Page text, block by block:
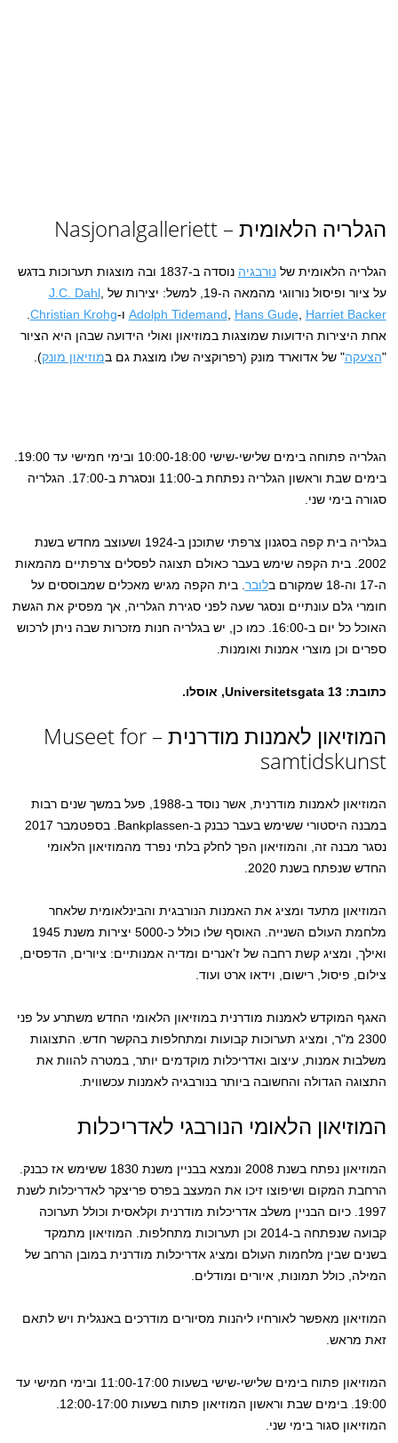
הגלריה הלאומית – Nasjonalgalleriett‏
הגלריה הלאומית שלנורבגיה
נוסדה ב-1837 ובה מוצגות תערוכות בדגש
על ציור ופיסול נורווגי מהמאה ה-19, למשל: יצירות של
J.C. Dahl,
Adolph Tidemand, Hans Gude, Harriet Backer ו-Christian Krohg
.
אחת היצירות הידועות שמוצגות במוזיאון ואולי הידועה שבהן היא הציור
"הצעקה" של אדוארד מונק (רפרוקציה שלו מוצגת גם במוזיאון מונק).
הגלריה פתוחה בימים שלישי-שישי 10:00-18:00 ובימי חמישי עד 19:00.
בימים שבת וראשון הגלריה נפתחת ב-11:00 ונסגרת ב-17:00. הגלריה
סגורה בימי שני.
בגלריה בית קפה בסגנון צרפתי שתוכנן ב-1924 ושעוצב מחדש בשנת
2002. בית הקפה שימש בעבר כאולם תצוגה לפסלים צרפתיים מהמאות
ה-17 וה-18 שמקורם ב
לובר. בית הקפה מגיש מאכלים שמבוססים על
חומרי גלם עונתיים ונסגר שעה לפני סגירת הגלריה, אך מפסיק את הגשת
האוכל כל יום ב-16:00. כמו כן, יש בגלריה חנות מזכרות שבה ניתן לרכוש
ספרים וכן מוצרי אמנות ואומנות.
כתובת: Universitetsgata 13, אוסלו.
המוזיאון לאמנות מודרנית – Museet for
samtidskunst
המוזיאון לאמנות מודרנית, אשר נוסד ב-1988, פעל במשך שנים רבות
במבנה היסטורי ששימש בעבר כבנק ב-Bankplassen. בספטמבר 2017
נסגר מבנה זה, והמוזיאון הפך לחלק בלתי נפרד מהמוזיאון הלאומי
החדש שנפתח בשנת 2020.
המוזיאון מתעד ומציג את האמנות הנורבגית והבינלאומית שלאחר
מלחמת העולם השנייה. האוסף שלו כולל כ-5000 יצירות משנת 1945
ואילך, ומציג קשת רחבה של ז'אנרים ומדיה אמנותיים: ציורים, הדפסים,
צילום, פיסול, רישום, וידאו ארט ועוד.
האגף המוקדש לאמנות מודרנית במוזיאון הלאומי החדש משתרע על פני
2300 מ"ר, ומציג תערוכות קבועות ומתחלפות בהקשר חדש. התצוגות
משלבות אמנות, עיצוב ואדריכלות מוקדמים יותר, במטרה להוות את
התצוגה הגדולה והחשובה ביותר בנורבגיה לאמנות עכשווית.
המוזיאון הלאומי הנורבגי לאדריכלות
המוזיאון נפתח בשנת 2008 ונמצא בבניין משנת 1830 ששימש אז כבנק.
הרחבת המקום ושיפוצו זיכו את המעצב בפרס פריצקר לאדריכלות לשנת
1997. כיום הבניין משלב אדריכלות מודרנית וקלאסית וכולל תערוכה
קבועה שנפתחה ב-2014 וכן תערוכות מתחלפות. המוזיאון מתמקד
בשנים שבין מלחמות העולם ומציג אדריכלות מודרנית במובן הרחב של
המילה, כולל תמונות, איורים ומודלים.
המוזיאון מאפשר לאורחיו ליהנות מסיורים מודרכים באנגלית ויש לתאם
זאת מראש.
המוזיאון פתוח בימים שלישי-שישי בשעות 11:00-17:00 ובימי חמישי עד
19:00. בימים שבת וראשון המוזיאון פתוח בשעות 12:00-17:00.
המוזיאון סגור בימי שני.